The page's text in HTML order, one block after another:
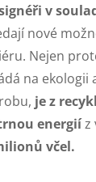
v
nové
Nejen
na ekologii
je z
energiíz
včel.